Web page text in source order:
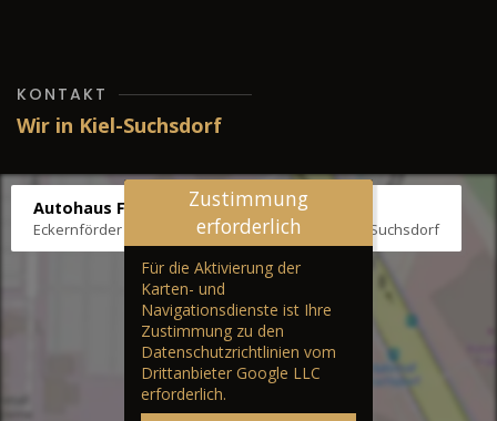
KONTAKT
Wir in Kiel-Suchsdorf
Autohaus Fräter
Eckernförder Str. /Klausbrooker Weg 1, 24107 Kiel-Suchsdorf
Zustimmung
erforderlich
Für die Aktivierung der
Karten- und
Navigationsdienste ist Ihre
Zustimmung zu den
Datenschutzrichtlinien vom
Drittanbieter Google LLC
erforderlich.